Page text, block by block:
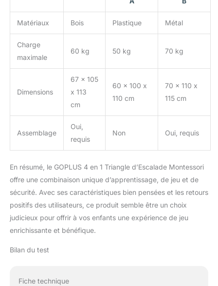
piquets de sol. Bientôt,
votre enfant sera prêt à
l'intérieur.
Matériaux Bois Plastique Métal
Charge
maximale
60 kg 50 kg 70 kg
Dimensions
67 x 105
x 113
cm
60 x 100 x
110 cm
70 x 110 x
115 cm
Assemblage
Oui,
requis
Non Oui, requis
En résumé, le GOPLUS 4 en 1 Triangle d’Escalade Montessori
offre une combinaison unique d’apprentissage, de jeu et de
sécurité. Avec ses caractéristiques bien pensées et les retours
positifs des utilisateurs, ce produit semble être un choix
judicieux pour offrir à vos enfants une expérience de jeu
enrichissante et bénéfique.
Bilan du test
Fiche technique